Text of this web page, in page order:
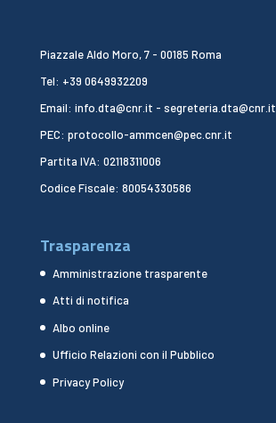
Piazzale Aldo Moro, 7 - 00185 Roma
Tel: +39 0649932209
Email: info.dta@cnr.it - segreteria.dta@cnr.it
PEC: protocollo-ammcen@pec.cnr.it
Partita IVA: 02118311006
Codice Fiscale: 80054330586
Trasparenza
Amministrazione trasparente
Atti di notifica
Albo online
Ufficio Relazioni con il Pubblico
Privacy Policy